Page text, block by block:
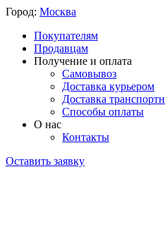
Город: Москва
Покупателям
Продавцам
Получение и оплата
Самовывоз
Доставка курьером
Доставка
Способы оплаты
О нас
Контакты
Оставить заявку